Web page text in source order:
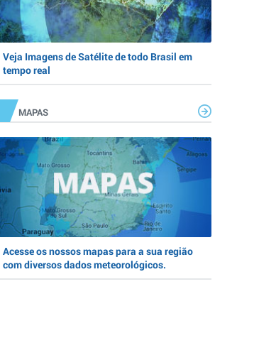
Veja Imagens de Satélite de todo Brasil em
tempo real
MAPAS
Acesse os nossos mapas para a sua região
com diversos dados meteorológicos.